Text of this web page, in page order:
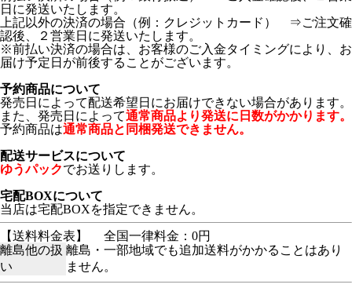
日に発送いたします。
上記以外の決済の場合（例：クレジットカード） ⇒ご注文確
認後、２営業日に発送いたします。
※前払い決済の場合は、お客様のご入金タイミングにより、お
届け予定日が前後することがございます。
予約商品について
発売日によって配送希望日にお届けできない場合があります。
また、発売日によって通常商品より発送に日数がかかります。
予約商品は通常商品と同梱発送できません。
配送サービスについて
ゆうパックでお送りします。
宅配BOXについて
当店は宅配BOXを指定できません。
【送料料金表】
全国一律料金：0円
離島他の扱
い
離島・一部地域でも追加送料がかかることはあり
ません。